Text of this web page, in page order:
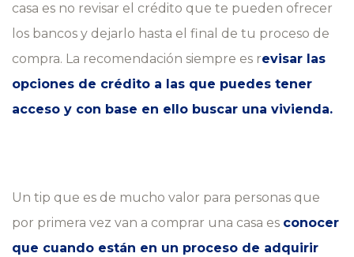
casa es no revisar el crédito que te pueden ofrecer
los bancos y dejarlo hasta el final de tu proceso de
compra. La recomendación siempre es revisar las
opciones de crédito a las que puedes tener
acceso y con base en ello buscar una vivienda.
Un tip que es de mucho valor para personas que
por primera vez van a comprar una casa es conocer
que cuando están en un proceso de adquirir